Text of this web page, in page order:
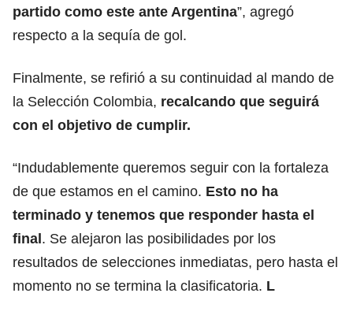
partido como este ante Argentina”, agregó
respecto a la sequía de gol.
Finalmente, se refirió a su continuidad al mando de
la Selección Colombia, recalcando que seguirá
con el objetivo de cumplir.
“Indudablemente queremos seguir con la fortaleza
de que estamos en el camino. Esto no ha
terminado y tenemos que responder hasta el
final. Se alejaron las posibilidades por los
resultados de selecciones inmediatas, pero hasta el
momento no se termina la clasificatoria. L